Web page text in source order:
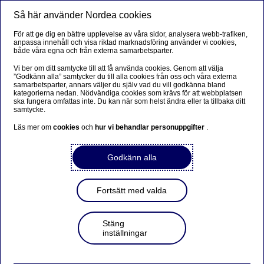
Välkommen till BytaPension
Så här använder Nordea cookies
För att ge dig en bättre upplevelse av våra sidor, analysera webb-trafiken,
anpassa innehåll och visa riktad marknadsföring använder vi cookies,
både våra egna och från externa samarbetsparter.
Vi ber om ditt samtycke till att få använda cookies. Genom att välja
”Godkänn alla” samtycker du till alla cookies från oss och våra externa
samarbetsparter, annars väljer du själv vad du vill godkänna bland
kategorierna nedan. Nödvändiga cookies som krävs för att webbplatsen
ska fungera omfattas inte. Du kan när som helst ändra eller ta tillbaka ditt
samtycke.
Läs mer omcookiesoch hur vi behandlar personuppgifter .
Godkänn alla
Fortsätt med valda
Stäng
inställningar